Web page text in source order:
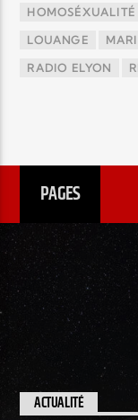
HOMOSÉXUALITÉ
LOUANGE
RADIO ELYON
PAGES
ACTUALITÉ